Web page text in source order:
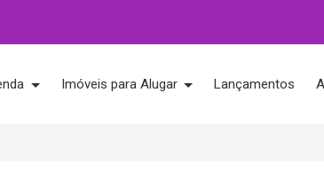
Imóveis para Alugar Lançamentos